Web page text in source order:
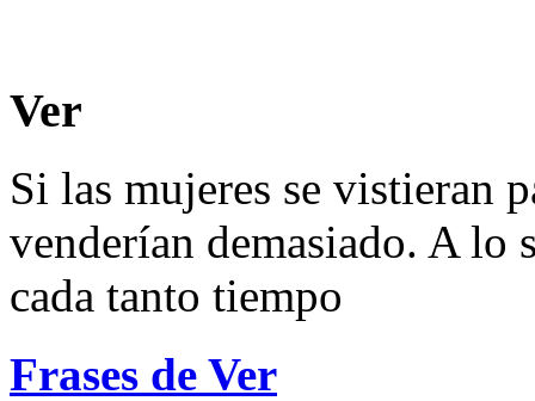
Ver
Si las mujeres se vistieran
venderían demasiado. A lo
cada tanto tiempo
Frases de Ver